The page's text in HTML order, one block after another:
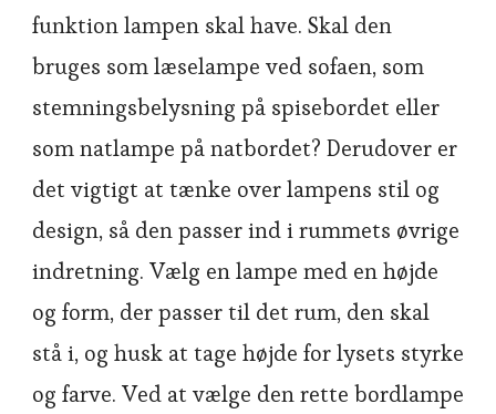
funktion lampen skal have. Skal den
bruges som læselampe ved sofaen, som
stemningsbelysning på spisebordet eller
som natlampe på natbordet? Derudover er
det vigtigt at tænke over lampens stil og
design, så den passer ind i rummets øvrige
indretning. Vælg en lampe med en højde
og form, der passer til det rum, den skal
stå i, og husk at tage højde for lysets styrke
og farve. Ved at vælge den rette bordlampe